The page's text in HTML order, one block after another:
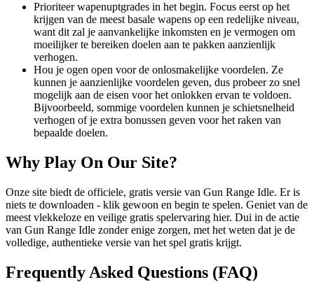
Prioriteer wapenuptgrades in het begin. Focus eerst op het
krijgen van de meest basale wapens op een redelijke niveau,
want dit zal je aanvankelijke inkomsten en je vermogen om
moeilijker te bereiken doelen aan te pakken aanzienlijk
verhogen.
Hou je ogen open voor de onlosmakelijke voordelen. Ze
kunnen je aanzienlijke voordelen geven, dus probeer zo snel
mogelijk aan de eisen voor het onlokken ervan te voldoen.
Bijvoorbeeld, sommige voordelen kunnen je schietsnelheid
verhogen of je extra bonussen geven voor het raken van
bepaalde doelen.
Why Play On Our Site?
Onze site biedt de officiele, gratis versie van Gun Range Idle. Er is
niets te downloaden - klik gewoon en begin te spelen. Geniet van de
meest vlekkeloze en veilige gratis spelervaring hier. Dui in de actie
van Gun Range Idle zonder enige zorgen, met het weten dat je de
volledige, authentieke versie van het spel gratis krijgt.
Frequently Asked Questions (FAQ)